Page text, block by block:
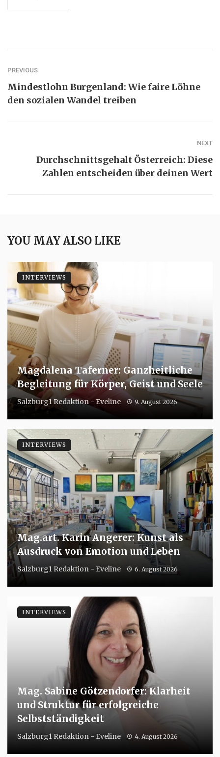
PREVIOUS
Mindestlohn Burgenland: Wie faire Löhne
den sozialen Wandel treiben
NEXT
Durchschnittsgehalt Österreich: Diese
Zahlen entscheiden über deinen Wert
YOU MAY ALSO LIKE
Magdalena Taferner: Ganzheitliche
Begleitung für Körper, Geist und Seele
Salzburg1 Redaktion - Eveline 9. August 2026
INTERVIEWS
Mag.art. Karin Angerer: Kunst als
Ausdruck von Emotion und Leben
Salzburg1 Redaktion - Eveline 6. August 2026
INTERVIEWS
Mag. Sabine Götzendorfer: Klarheit
und Struktur für erfolgreiche
Selbstständigkeit
Salzburg1 Redaktion - Eveline 4. August 2026
INTERVIEWS